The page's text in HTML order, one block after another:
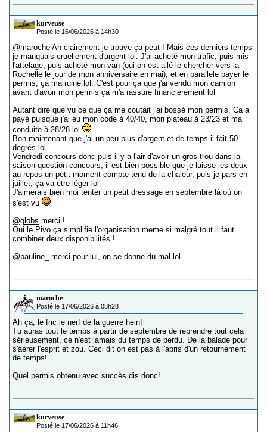
kuryeuse
Posté le 16/06/2026 à 14h30
@maroche Ah clairement je trouve ça peut ! Mais ces derniers temps
je manquais cruellement d'argent lol. J'ai acheté mon trafic, puis mis
l'attelage, puis acheté mon van (oui on est allé le chercher vers la
Rochelle le jour de mon anniversaire en mai), et en parallele payer le
permis, ça ma ruiné lol. C'est pour ça que j'ai vendu mon camion
avant d'avoir mon permis ça m'a rassuré financierement lol
Autant dire que vu ce que ça me coutait j'ai bossé mon permis. Ca a
payé puisque j'ai eu mon code à 40/40, mon plateau à 23/23 et ma
conduite à 28/28 lol
Bon maintenant que j'ai un peu plus d'argent et de temps il fait 50
degrés lol
Vendredi concours donc puis il y a l'air d'avoir un gros trou dans la
saison question concours, il est bien possible que je laisse les deux
au repos un petit moment compte tenu de la chaleur, puis je pars en
juillet, ça va etre léger lol
J'aimerais bien moi tenter un petit dressage en septembre là où on
s'est vu
@globs merci !
Oui le Pivo ça simplifie l'organisation meme si malgré tout il faut
combiner deux disponibilités !
@pauline_
merci pour lui, on se donne du mal lol
maroche
Posté le 17/06/2026 à 08h28
Ah ça, le fric le nerf de la guerre hein!
Tu auras tout le temps à partir de septembre de reprendre tout cela
sérieusement, ce n'est jamais du temps de perdu. De la balade pour
s'aérer l'esprit et zou. Ceci dit on est pas à l'abris d'un retournement
de temps!
Quel permis obtenu avec succès dis donc!
kuryeuse
Posté le 17/06/2026 à 11h46